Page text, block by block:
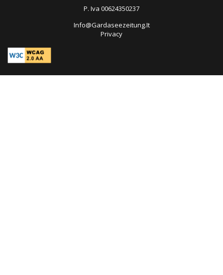
P. Iva 00624350237
Info@Gardaseezeitung.It
Privacy
in